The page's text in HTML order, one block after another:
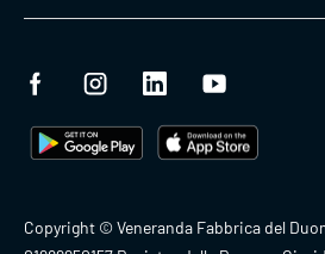
Copyright © Veneranda Fabbrica del